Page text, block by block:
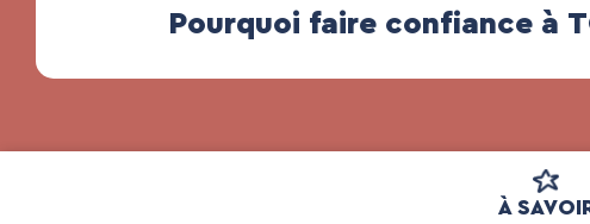
Pourquoi faire confiance à
À